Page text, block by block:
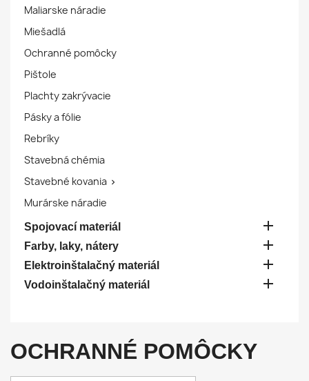
Maliarske náradie
Miešadlá
Ochranné pomôcky
Pištole
Plachty zakrývacie
Pásky a fólie
Rebríky
Stavebná chémia
Stavebné kovania 
Murárske náradie
Spojovací materiál 
Farby, laky, nátery 
Elektroinštalačný materiál 
Vodoinštalačný materiál 
OCHRANNÉ POMÔCKY